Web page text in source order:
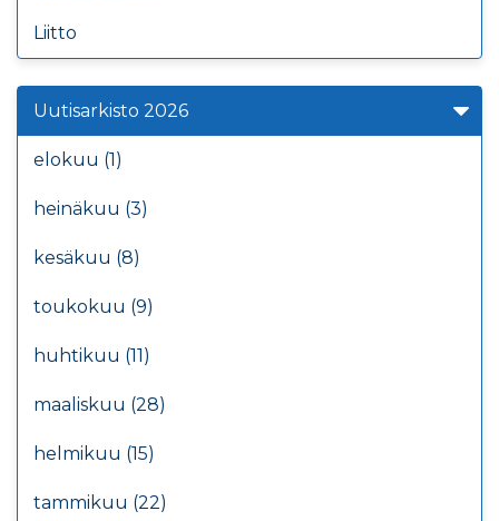
Liitto
Uutisarkisto 2026
elokuu (1)
heinäkuu (3)
kesäkuu (8)
toukokuu (9)
huhtikuu (11)
maaliskuu (28)
helmikuu (15)
tammikuu (22)